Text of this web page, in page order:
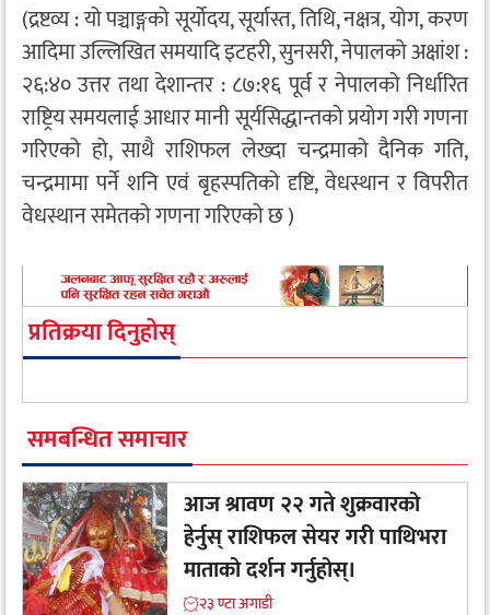
(द्रष्टव्य : यो पञ्चाङ्गको सूर्योदय, सूर्यास्त, तिथि, नक्षत्र, योग, करण
आदिमा उल्लिखित समयादि इटहरी, सुनसरी, नेपालको अक्षांश :
२६:४० उत्तर तथा देशान्तर : ८७:१६ पूर्व र नेपालको निर्धारित
राष्ट्रिय समयलाई आधार मानी सूर्यसिद्धान्तको प्रयोग गरी गणना
गरिएको हो, साथै राशिफल लेख्दा चन्द्रमाको दैनिक गति,
चन्द्रमामा पर्ने शनि एवं बृहस्पतिको दृष्टि, वेधस्थान र विपरीत
वेधस्थान समेतको गणना गरिएको छ )
प्रतिक्रया दिनुहोस्
समबन्धित समाचार
आज श्रावण २२ गते शुक्रवारको
हेर्नुस् राशिफल सेयर गरी पाथिभरा
माताको दर्शन गर्नुहोस्।
२३ ण्टा अगाडी